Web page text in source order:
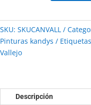
colores
candy
cantidad
SKU: SKUCANVALL
Pinturas kandys
Vallejo
Descripción